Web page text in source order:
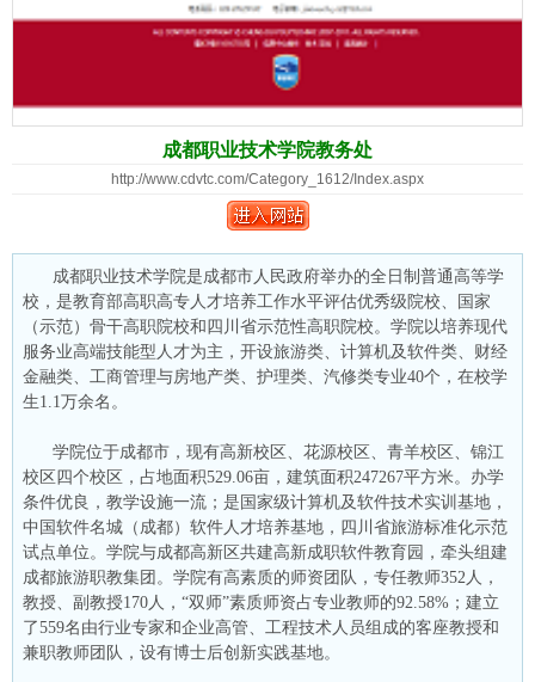
成都职业技术学院教务处
http://www.cdvtc.com/Category_1612/Index.aspx
成都职业技术学院是成都市人民政府举办的全日制普通高等学
校，是教育部高职高专人才培养工作水平评估优秀级院校、国家
（示范）骨干高职院校和四川省示范性高职院校。学院以培养现代
服务业高端技能型人才为主，开设旅游类、计算机及软件类、财经
金融类、工商管理与房地产类、护理类、汽修类专业40个，在校学
生1.1万余名。
学院位于成都市，现有高新校区、花源校区、青羊校区、锦江
校区四个校区，占地面积529.06亩，建筑面积247267平方米。办学
条件优良，教学设施一流；是国家级计算机及软件技术实训基地，
中国软件名城（成都）软件人才培养基地，四川省旅游标准化示范
试点单位。学院与成都高新区共建高新成职软件教育园，牵头组建
成都旅游职教集团。学院有高素质的师资团队，专任教师352人，
教授、副教授170人，“双师”素质师资占专业教师的92.58%；建立
了559名由行业专家和企业高管、工程技术人员组成的客座教授和
兼职教师团队，设有博士后创新实践基地。